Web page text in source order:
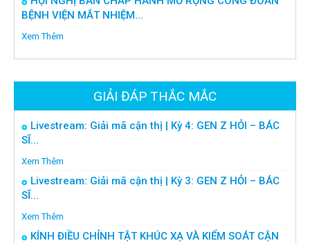
BỆNH VIỆN MẮT NHIỆM...
Xem Thêm
GIẢI ĐÁP THẮC MẮC
Livestream: Giải mã cận thị | Kỳ 4: GEN Z HỎI – BÁC
SĨ...
Xem Thêm
Livestream: Giải mã cận thị | Kỳ 3: GEN Z HỎI – BÁC
SĨ...
Xem Thêm
KÍNH ĐIỀU CHỈNH TẬT KHÚC XẠ VÀ KIỂM SOÁT CẬN